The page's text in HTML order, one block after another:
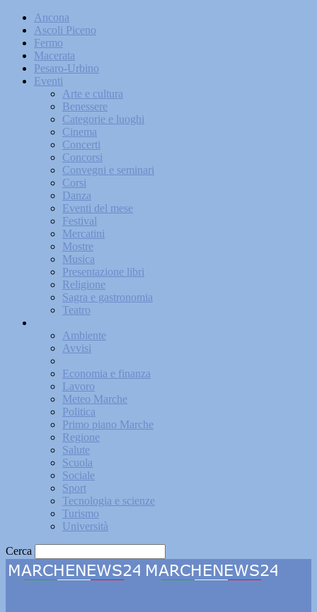
Ancona
Ascoli Piceno
Fermo
Macerata
Pesaro-Urbino
Eventi
Arte e cultura
Benessere
Categorie e luoghi
Cinema
Concerti
Concorsi
Convegni e seminari
Corsi
Danza
Eventi del mese
Festival
Mercatini
Mostre
Musica
Presentazione libri
Religione
Sagra e gastronomia
Teatro
Ambiente
Avvisi
Economia e finanza
Lavoro
Meteo Marche
Politica
Primo piano Marche
Regione
Salute
Scuola
Sociale
Sport
Tecnologia e scienze
Turismo
Università
Cerca